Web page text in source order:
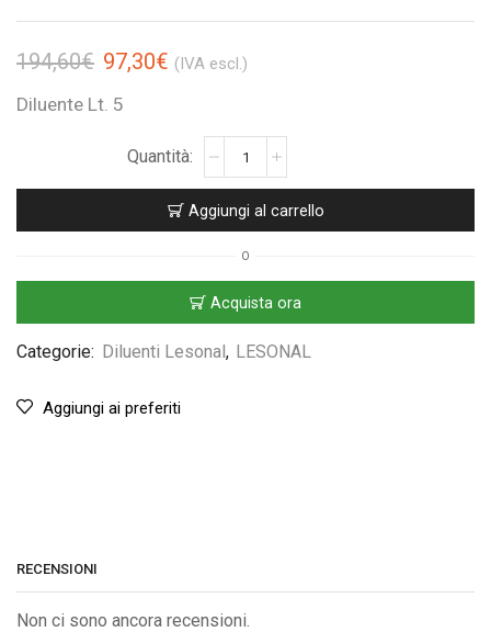
194,60€ 97,30€ (IVA escl.)
Diluente Lt. 5
Aggiungi al carrello
O
Acquista ora
Categorie: Diluenti Lesonal, LESONAL
Aggiungi ai preferiti
RECENSIONI
Non ci sono ancora recensioni.